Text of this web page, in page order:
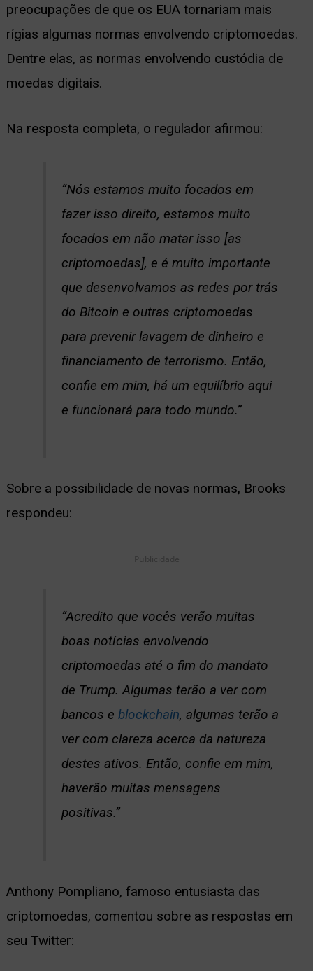
preocupações de que os EUA tornariam mais
rígias algumas normas envolvendo criptomoedas.
Dentre elas, as normas envolvendo custódia de
moedas digitais.
Na resposta completa, o regulador afirmou:
“Nós estamos muito focados em
fazer isso direito, estamos muito
focados em não matar isso [as
criptomoedas], e é muito importante
que desenvolvamos as redes por trás
do Bitcoin e outras criptomoedas
para prevenir lavagem de dinheiro e
financiamento de terrorismo. Então,
confie em mim, há um equilíbrio aqui
e funcionará para todo mundo.”
Sobre a possibilidade de novas normas, Brooks
respondeu:
Publicidade
“Acredito que vocês verão muitas
boas notícias envolvendo
criptomoedas até o fim do mandato
de Trump. Algumas terão a ver com
bancos e blockchain, algumas terão a
ver com clareza acerca da natureza
destes ativos. Então, confie em mim,
haverão muitas mensagens
positivas.”
Anthony Pompliano, famoso entusiasta das
criptomoedas, comentou sobre as respostas em
seu Twitter: